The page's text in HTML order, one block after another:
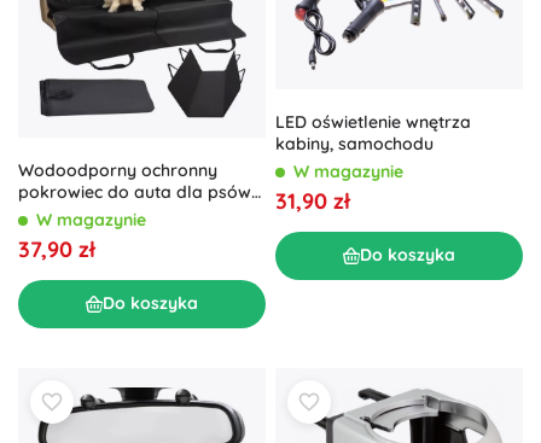
Wodoodporny ochronny
pokrowiec do auta dla psów
144 × 144 cm
W magazynie
37,90 zł
Do koszyka
LED oświetlenie wnętrza
kabiny, samochodu
W magazynie
31,90 zł
Do koszyka